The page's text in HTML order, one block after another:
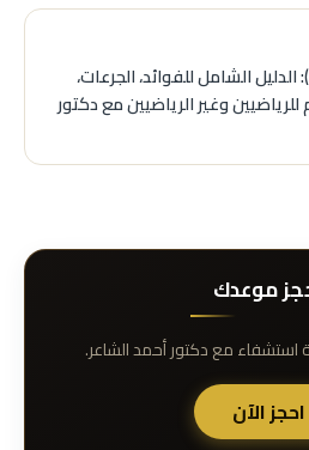
تونغات علي (Tongkat Ali): الدليل الشامل للفوائد، الجرعات،
للرياضيين وغير الرياضيين مع دكتور
موعدك
مع دكتور أحمد الشاعر.
احجز الآن